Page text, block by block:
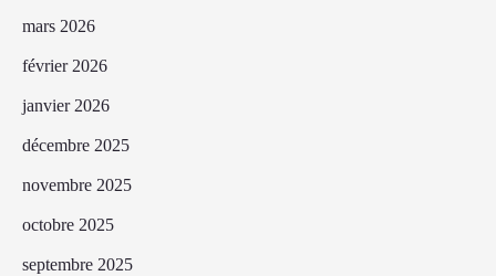
mars 2026
février 2026
janvier 2026
décembre 2025
novembre 2025
octobre 2025
septembre 2025